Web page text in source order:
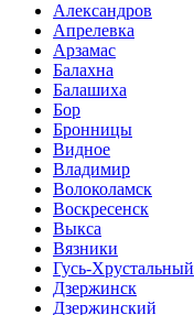
Александров
Апрелевка
Арзамас
Балахна
Балашиха
Бор
Бронницы
Видное
Владимир
Волоколамск
Воскресенск
Выкса
Вязники
Гусь-Хрустальный
Дзержинск
Дзержинский